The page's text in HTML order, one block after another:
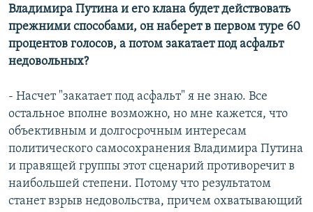
Владимира Путина и его клана будет действовать
прежними способами, он наберет в первом туре 60
процентов голосов, а потом закатает под асфальт
недовольных?
- Насчет "закатает под асфальт" я не знаю. Все
остальное вполне возможно, но мне кажется, что
объективным и долгосрочным интересам
политического самосохранения Владимира Путина
и правящей группы этот сценарий противоречит в
наибольшей степени. Потому что результатом
станет взрыв недовольства, причем охватывающий